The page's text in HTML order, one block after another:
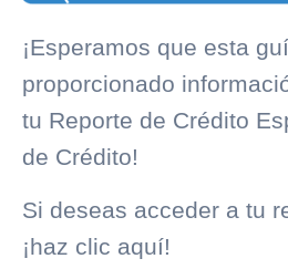
¡Esperamos que esta
proporcionado
tu Reporte de Crédito
de Crédito!
Si deseas acceder a tu
¡haz clic aquí!